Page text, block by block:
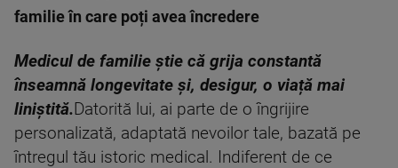
familie în care poți avea încredere
Medicul de familie știe că grija constantă
înseamnă longevitate și, desigur, o viață mai
liniștită.Datorită lui, ai parte de o îngrijire
personalizată, adaptată nevoilor tale, bazată pe
întregul tău istoric medical. Indiferent de ce